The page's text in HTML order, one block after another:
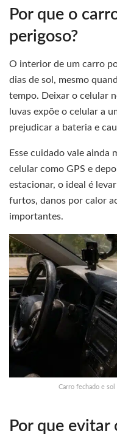
Por que o
perigoso?
O interior de um carro
dias de sol, mesmo
tempo. Deixar o celular
luvas expõe o celular a
prejudicar a bateria e
Esse cuidado vale ainda
celular como GPS e
estacionar, o ideal é
furtos, danos por calor
importantes.
Carro fechado e
Por que evitar